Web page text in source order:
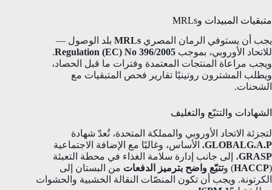
متبقيات المبيدات وMRLs
يجب أن يستوفي الرمان المصري MRLs بلد الوصول —
للاتحاد الأوروبي، بموجب Regulation (EC) No 396/2005
.
ويجب مراعاة المنتجات المعتمدة وفترات ما قبل الحصاد،
ويطلب المشترون روتينيًا تقارير فحص المتبقيات مع
الشحنات.
الشهادات والتتبّع والتغليف
لتجزئة الاتحاد الأوروبي والمملكة المتحدة، تُعدّ شهادة
GLOBALG.A.P.
الأساس، وغالبًا مع الإضافة الاجتماعية
GRASP، إلى جانب إدارة سلامة الغذاء في محطة التعبئة
(
HACCP) وتتبّع واضح بترميز الدفعات من البستان إلى
الكرتونة. ويجب أن تكون المنصّات النقالة الخشبية والحشوات